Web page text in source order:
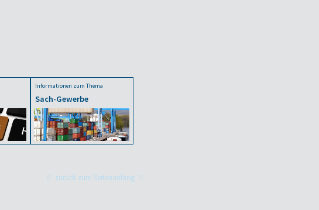
Informationen zum Thema
Sach-Gewerbe
zurück zum Seitenanfang